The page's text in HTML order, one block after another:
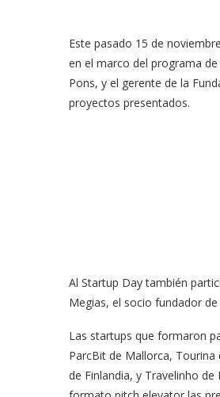
Este pasado 15 de
en el marco del programa
Pons, y el gerente de la
proyectos presentados.
Al Startup Day también
Megias, el socio fundador de
Las startups que formaron
ParcBit de Mallorca, Tourina
de Finlandia, y Travelinho